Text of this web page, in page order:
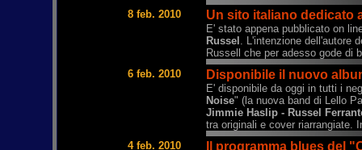
8 feb. 2010 Un sito italiano dedicato
E' stato appena pubblicato on
Russel . L'intenzione dell'autore
Russell che per adesso gode di
6 feb. 2010
Disponibile il nuovo
E' disponibile da oggi in tutti i
Noise" (la nuova band di Lello
Jimmie Haslip - Russel
tra originali e cover riarrangiate.
4 feb. 2010
Il programma blues del